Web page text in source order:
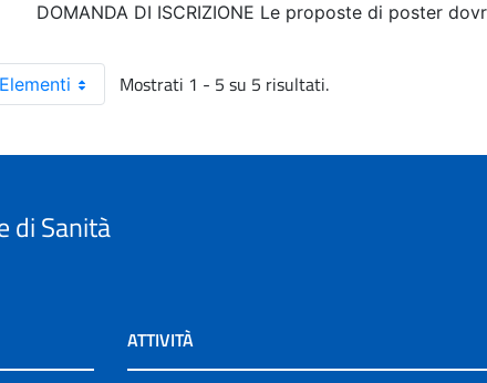
DOMANDA DI ISCRIZIONE Le proposte di poster
Mostrati 1 - 5 su 5 risultati.
di Sanità
ATTIVITÀ